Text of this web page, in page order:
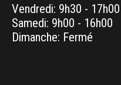
Vendredi: 9h30 - 17h00
Samedi: 9h00 - 16h00
Dimanche: Fermé